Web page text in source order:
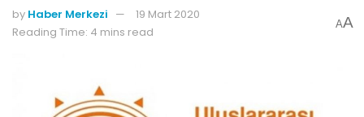
by Haber Merkezi
19 Mart 2020
Reading Time: 4 mins read
AA